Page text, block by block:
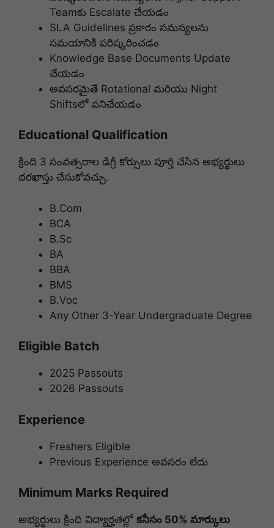
Team‌కు Escalate చేయడం
SLA Guidelines ప్రకారం సమస్యలను
సమయానికి పరిష్కరించడం
Knowledge Base Documents Update
చేయడం
అవసరమైతే Rotational మరియు Night
Shifts‌లో పనిచేయడం
Educational Qualification
క్రింది 3 సంవత్సరాల డిగ్రీ కోర్సులు పూర్తి చేసిన అభ్యర్థులు
దరఖాస్తు చేసుకోవచ్చు.
B.Com
BCA
B.Sc
BA
BBA
BMS
B.Voc
Any Other 3-Year Undergraduate Degree
Eligible Batch
2025 Passouts
2026 Passouts
Experience
Freshers Eligible
Previous Experience అవసరం లేదు
Minimum Marks Required
అభ్యర్థులు క్రింది విద్యార్హతల్లో కనీసం 50% మార్కులు